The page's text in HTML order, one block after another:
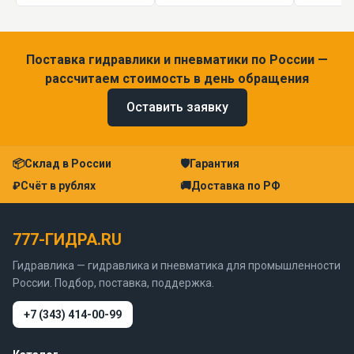
Поставка гидравлики и пневматики по России —
рассчитаем стоимость в день обращения
Оставить заявку
📦Склад в России 🛡Гарантия
₽Счёт в рублях 🚚Доставка по РФ
777-ГИДРА.RU
Гидравлика — гидравлика и пневматика для промышленности
России. Подбор, поставка, поддержка.
+7 (343) 414-00-99